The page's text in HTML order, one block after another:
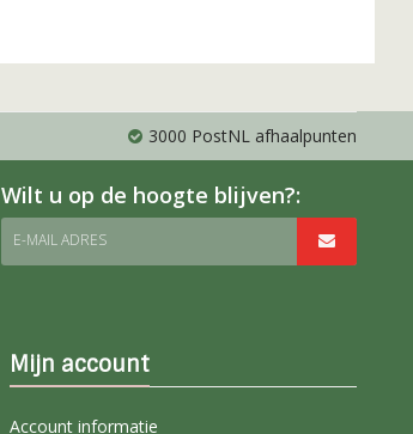
3000 PostNL afhaalpunten
Wilt u op de hoogte blijven?:
E-MAIL ADRES
Mijn account
Account informatie